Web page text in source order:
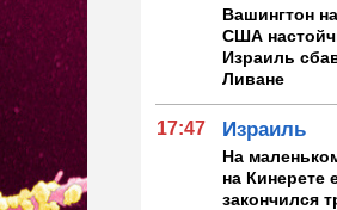
Вашингтон
США
Израиль
Ливане
17:47 Израиль
На
на Кинерете
закончился